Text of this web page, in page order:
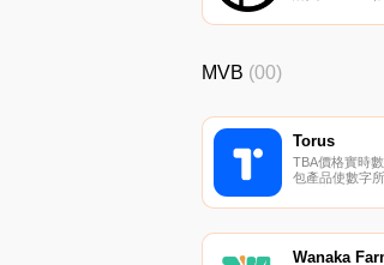
交易所是
MVB (00)
Torus
TBA價格實時
包產品使數字
Wanaka